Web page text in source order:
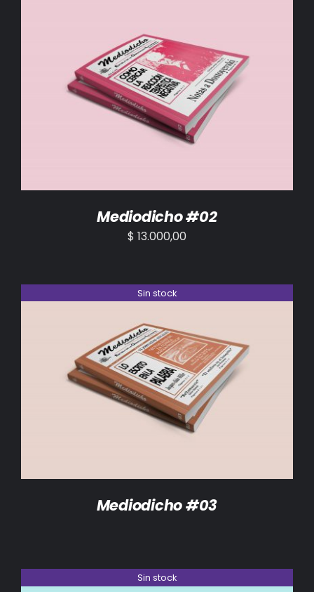
AÑADIR AL CARRITO / DETALLES
Mediodicho #02
$ 13.000,00
Sin stock
DETALLES
Mediodicho #03
Sin stock